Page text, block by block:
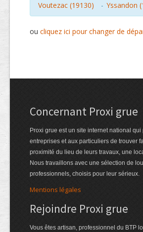
Voutezac (19130)
- Yssandon
ou cliquez ici pour changer de
Concernant Proxi grue
Proxi grue est un site internet national qui
entreprises et aux particuliers de trouver
proximité du lieu de leurs travaux, une
Nous travaillons avec une sélection de
professionnels, choisis pour leur sérieux.
Mentions légales
Rejoindre Proxi grue
Vous êtes artisan, professionnel du BTP